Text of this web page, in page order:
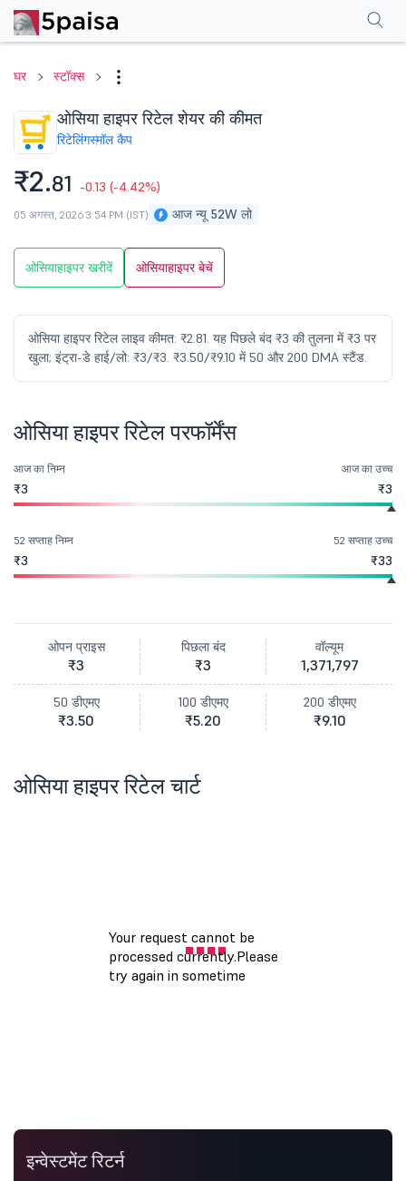
घर स्टॉक्स
ओसिया हाइपर रिटेल शेयर की कीमत
रिटेलिंगस्मॉल कैप
₹2.81 -0.13 (-4.42%)
आज न्यू 52W लो
05 अगस्त, 2026 3:54 PM (IST)
ओसियाहाइपर खरीदें ओसियाहाइपर बेचें
ओसिया हाइपर रिटेल लाइव कीमत: ₹2.81. यह पिछले बंद ₹3 की तुलना में ₹3 पर
खुला; इंट्रा-डे हाई/लो: ₹3/₹3. ₹3.50/₹9.10 में 50 और 200 DMA स्टैंड.
परफॉर्मेंसफाइनेंशियल्स सामान्य प्रश्न
ओसिया हाइपर रिटेल परफॉर्मेंस
आज का निम्न
₹3
आज का उच्च
₹3
52 सप्ताह निम्न
₹3
52 सप्ताह उच्च
₹33
ओपन प्राइस
₹3
पिछला बंद
₹3
वॉल्यूम
1,371,797
50 डीएमए
₹3.50
100 डीएमए
₹5.20
200 डीएमए
₹9.10
ओसिया हाइपर रिटेल चार्ट
इन्वेस्टमेंट रिटर्न